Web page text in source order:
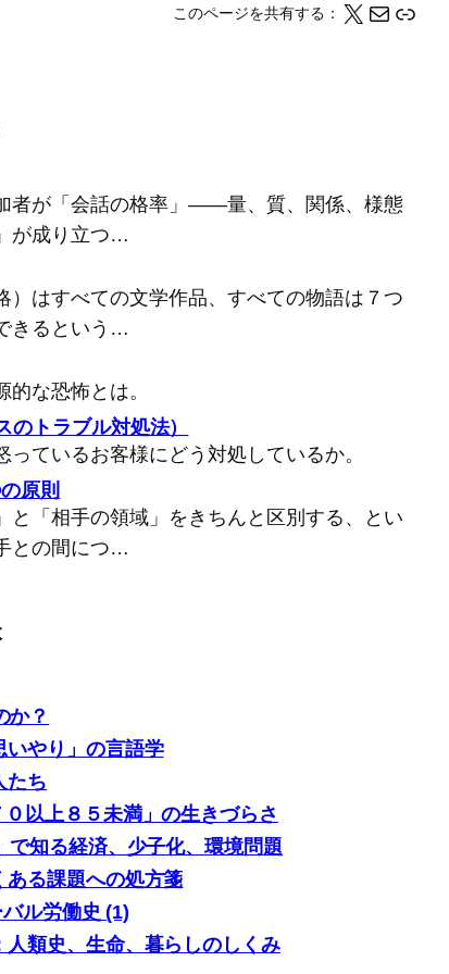
このページを共有する： X メール このページの情報をクリップボードにコピーする
者が「会話の格率」――量、質、関係、様態
が成り立つ…
）はすべての文学作品、すべての物語は７つ
きるという…
な恐怖とは。
トラブル対処法）
ているお客様にどう対処しているか。
原則
と「相手の領域」をきちんと区別する、とい
との間につ…
か？
いやり」の言語学
たち
以上８５未満」の生きづらさ
で知る経済、少子化、環境問題
ある課題への処方箋
ル労働史 (1)
類史、生命、暮らしのしくみ